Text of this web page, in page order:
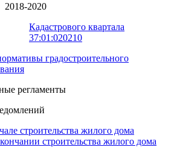
2018-2020
Кадастрового квартала
37:01:020210
градостроительного
регламенты
строительства жилого дома
строительства жилого дома